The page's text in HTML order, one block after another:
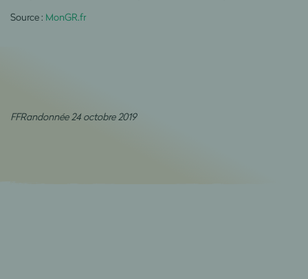
Source : MonGR.fr
FFRandonnée 24 octobre 2019